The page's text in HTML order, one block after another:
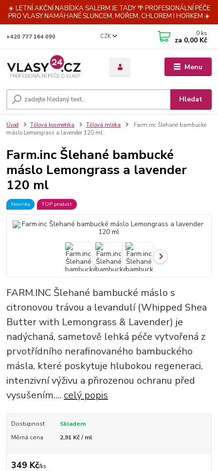
☀️ LETNÍ AKČNÍ NABÍDKA SALERM JE TADY 🌴 PROFESIONÁLNÍ PÉČE
PRO VLASY NAMÁHANÉ SLUNCEM, MOŘEM, CHLOREM I HORKEM ☀️
Menu
CZK
Hledat
+420 777 164 090 0 ks
za 0,00 Kč
Úvod Tělová kosmetika Tělová mléka
Farm.inc Šlehané bambucké
máslo Lemongrass a lavender 120 ml
Farm.inc Šlehané bambucké
máslo Lemongrass a lavender
120 ml
Novinka TOP produkt
FARM.INC Šlehané bambucké máslo s
citronovou trávou a levandulí (Whipped Shea
Butter with Lemongrass & Lavender) je
nadýchaná, sametově lehká péče vytvořená z
prvotřídního nerafinovaného bambuckého
másla, které poskytuje hlubokou regeneraci,
intenzivní výživu a přirozenou ochranu před
vysušením.... celý popis
Dostupnost
Skladem
Měrná cena
2,91 Kč / ml
349 Kč/ks